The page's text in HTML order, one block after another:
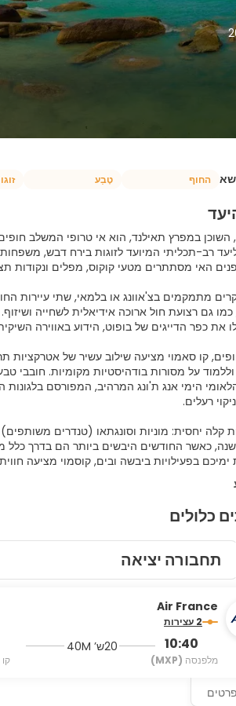
החוף טֶבַע
השוכן במפרץ תאילנד, הוא אי טרופי המשלב
רב-תכליתי המיועד לזוגות בירח דבש,
מתמקמים בצ'אוונג או בלמאי, שתי עיירות
גם רצועת חול ארוכה אידיאלית לשחייה
קו סאמוי מציעה שילוב עשיר של אטרקציות
על מסורות בודהיסטיות מקומיות. חובבי
הימי אנג ת'ונג המרהיב, המפורסם בלגונות
קלה יחסית: מוניות וסונגתאו (טנדרים
כאשר החודשים היבשים ביותר הם בדרך כלל
בפעילויות ביבשה ובים, קוסמוי מציעה
כלולים
תחבורה יציאה
Air France
2 עצירות
10:40
מלפנסה (MXP)
20ש’ 40M